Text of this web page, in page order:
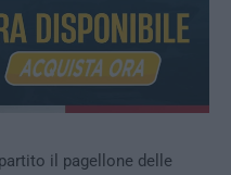
il pagellone delle